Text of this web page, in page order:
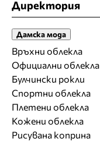
Директория
Дамска мода
Връхни облекла
Официални облекла
Булчински рокли
Спортни облекла
Плетени облекла
Кожени облекла
Рисувана коприна